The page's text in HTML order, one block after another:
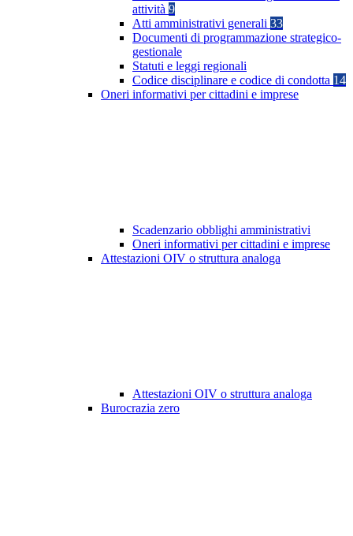
attività 9
Atti amministrativi generali 33
Documenti di programmazione strategico-
gestionale
Statuti e leggi regionali
Codice disciplinare e codice di condotta 14
Oneri informativi per cittadini e imprese
Scadenzario obblighi amministrativi
Oneri informativi per cittadini e imprese
Attestazioni OIV o struttura analoga
Attestazioni OIV o struttura analoga
Burocrazia zero